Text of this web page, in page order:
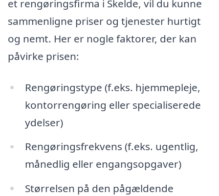
et rengøringsfirma i Skelde, vil du kunne
sammenligne priser og tjenester hurtigt
og nemt. Her er nogle faktorer, der kan
påvirke prisen:
Rengøringstype (f.eks. hjemmepleje,
kontorrengøring eller specialiserede
ydelser)
Rengøringsfrekvens (f.eks. ugentlig,
månedlig eller engangsopgaver)
Størrelsen på den pågældende